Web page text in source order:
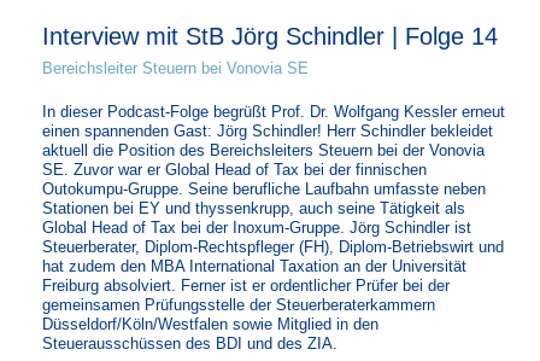
Interview mit StB Jörg Schindler | Folge 14
Bereichsleiter Steuern bei Vonovia SE
In dieser Podcast-Folge begrüßt Prof. Dr. Wolfgang Kessler erneut
einen spannenden Gast: Jörg Schindler! Herr Schindler bekleidet
aktuell die Position des Bereichsleiters Steuern bei der Vonovia
SE. Zuvor war er Global Head of Tax bei der finnischen
Outokumpu-Gruppe. Seine berufliche Laufbahn umfasste neben
Stationen bei EY und thyssenkrupp, auch seine Tätigkeit als
Global Head of Tax bei der Inoxum-Gruppe. Jörg Schindler ist
Steuerberater, Diplom-Rechtspfleger (FH), Diplom-Betriebswirt und
hat zudem den MBA International Taxation an der Universität
Freiburg absolviert. Ferner ist er ordentlicher Prüfer bei der
gemeinsamen Prüfungsstelle der Steuerberaterkammern
Düsseldorf/Köln/Westfalen sowie Mitglied in den
Steuerausschüssen des BDI und des ZIA.